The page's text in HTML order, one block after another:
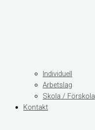
Individuell
Arbetslag
Skola / Förskola
Kontakt